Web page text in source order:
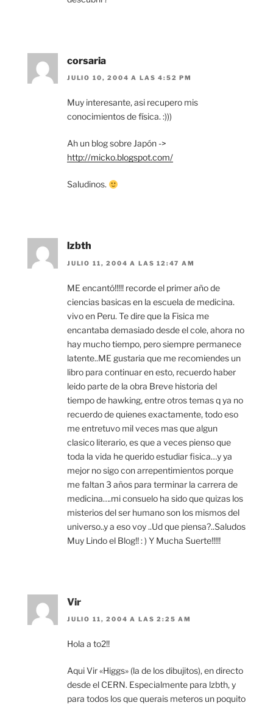
corsaria
JULIO 10, 2004 A LAS 4:52 PM
Muy interesante, asi recupero mis
conocimientos de física. :)))
Ah un blog sobre Japón ->
http://micko.blogspot.com/
Saludinos.
lzbth
JULIO 11, 2004 A LAS 12:47 AM
ME encantó!!!!! recorde el primer año de
ciencias basicas en la escuela de medicina.
vivo en Peru. Te dire que la Fisica me
encantaba demasiado desde el cole, ahora no
hay mucho tiempo, pero siempre permanece
latente..ME gustaria que me recomiendes un
libro para continuar en esto, recuerdo haber
leido parte de la obra Breve historia del
tiempo de hawking, entre otros temas q ya no
recuerdo de quienes exactamente, todo eso
me entretuvo mil veces mas que algun
clasico literario, es que a veces pienso que
toda la vida he querido estudiar fisica…y ya
mejor no sigo con arrepentimientos porque
me faltan 3 años para terminar la carrera de
medicina….mi consuelo ha sido que quizas los
misterios del ser humano son los mismos del
universo..y a eso voy ..Ud que piensa?..Saludos
Muy Lindo el Blog!! : ) Y Mucha Suerte!!!!!
Vir
JULIO 11, 2004 A LAS 2:25 AM
Hola a to2!!
Aqui Vir «Higgs» (la de los dibujitos), en directo
desde el CERN. Especialmente para lzbth, y
para todos los que querais meteros un poquito